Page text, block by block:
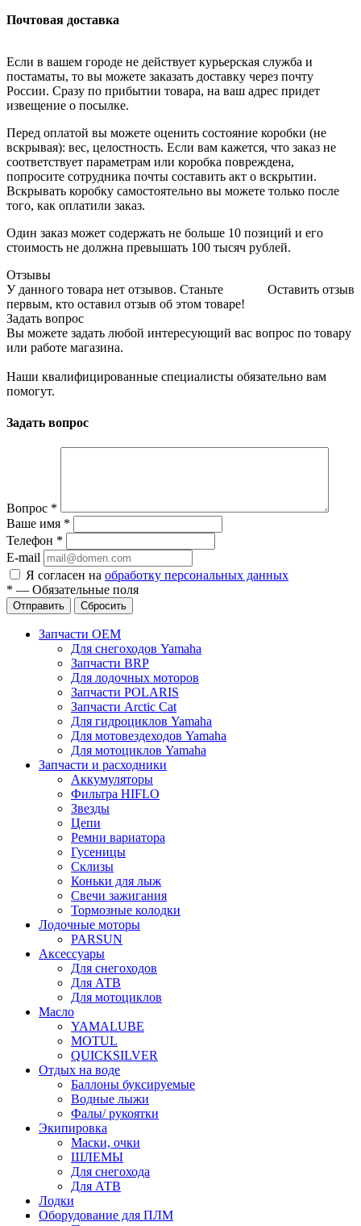
Почтовая доставка
Если в вашем городе не действует курьерская служба и
постаматы, то вы можете заказать доставку через почту
России. Сразу по прибытии товара, на ваш адрес придет
извещение о посылке.
Перед оплатой вы можете оценить состояние коробки (не
вскрывая): вес, целостность. Если вам кажется, что заказ не
соответствует параметрам или коробка повреждена,
попросите сотрудника почты составить акт о вскрытии.
Вскрывать коробку самостоятельно вы можете только после
того, как оплатили заказ.
Один заказ может содержать не больше 10 позиций и его
стоимость не должна превышать 100 тысяч рублей.
Отзывы
Оставить отзыв
У данного товара нет отзывов. Станьте
первым, кто оставил отзыв об этом товаре!
Задать вопрос
Вы можете задать любой интересующий вас вопрос по товару
или работе магазина.
Наши квалифицированные специалисты обязательно вам
помогут.
Задать вопрос
Вопрос *
Ваше имя *
Телефон *
E-mail
Я согласен на обработку персональных данных
* — Обязательные поля
Отправить Сбросить
Запчасти OEM
Для снегоходов Yamaha
Запчасти BRP
Для лодочных моторов
Запчасти POLARIS
Запчасти Arctic Cat
Для гидроциклов Yamaha
Для мотовездеходов Yamaha
Для мотоциклов Yamaha
Запчасти и расходники
Аккумуляторы
Фильтра HIFLO
Звезды
Цепи
Ремни вариатора
Гусеницы
Склизы
Коньки для лыж
Свечи зажигания
Тормозные колодки
Лодочные моторы
PARSUN
Аксессуары
Для снегоходов
Для АТВ
Для мотоциклов
Масло
YAMALUBE
MOTUL
QUICKSILVER
Отдых на воде
Баллоны буксируемые
Водные лыжи
Фалы/ рукоятки
Экипировка
Маски, очки
ШЛЕМЫ
Для снегохода
Для АТВ
Лодки
Оборудование для ПЛМ